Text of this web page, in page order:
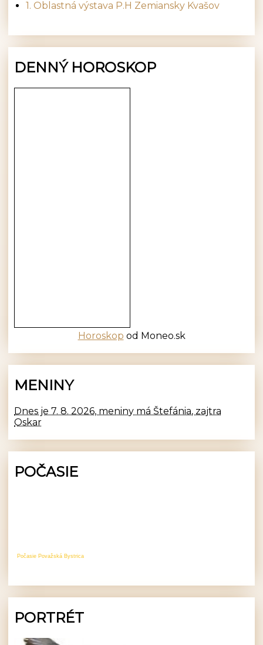
1. Oblastná výstava P.H Zemiansky Kvašov
DENNÝ HOROSKOP
Horoskop od Moneo.sk
MENINY
Dnes je 7. 8. 2026, meniny má Štefánia, zajtra
Oskar
POČASIE
Počasie Považská Bystrica
PORTRÉT